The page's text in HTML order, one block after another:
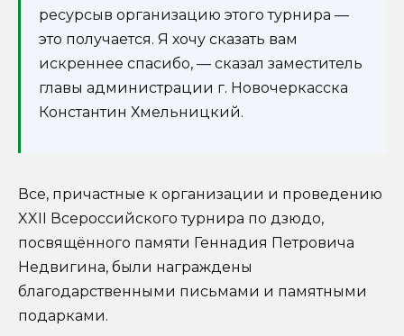
ресурсыв организацию этого турнира —
это получается. Я хочу сказать вам
искреннее спасибо, — сказал заместитель
главы администрации г. Новочеркасска
Константин Хмельницкий.
Все, причастные к организации и проведению
XXII Всероссийского турнира по дзюдо,
посвящённого памяти Геннадия Петровича
Недвигина, были награждены
благодарственными письмами и памятными
подарками.